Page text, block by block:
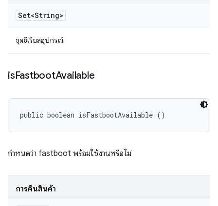
Set<String>
ชุดซีเรียลอุปกรณ์
isFastbootAvailable
public boolean isFastbootAvailable ()
กำหนดว่า fastboot พร้อมใช้งานหรือไม่
การคืนสินค้า